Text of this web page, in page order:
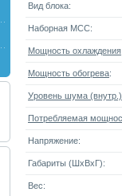
Вид блока:
Наборная МСС:
Мощность охлаждения
Мощность обогрева:
Уровень шума (внутр.)
Потребляемая
Напряжение:
Габариты (ШxВxГ):
Вес: